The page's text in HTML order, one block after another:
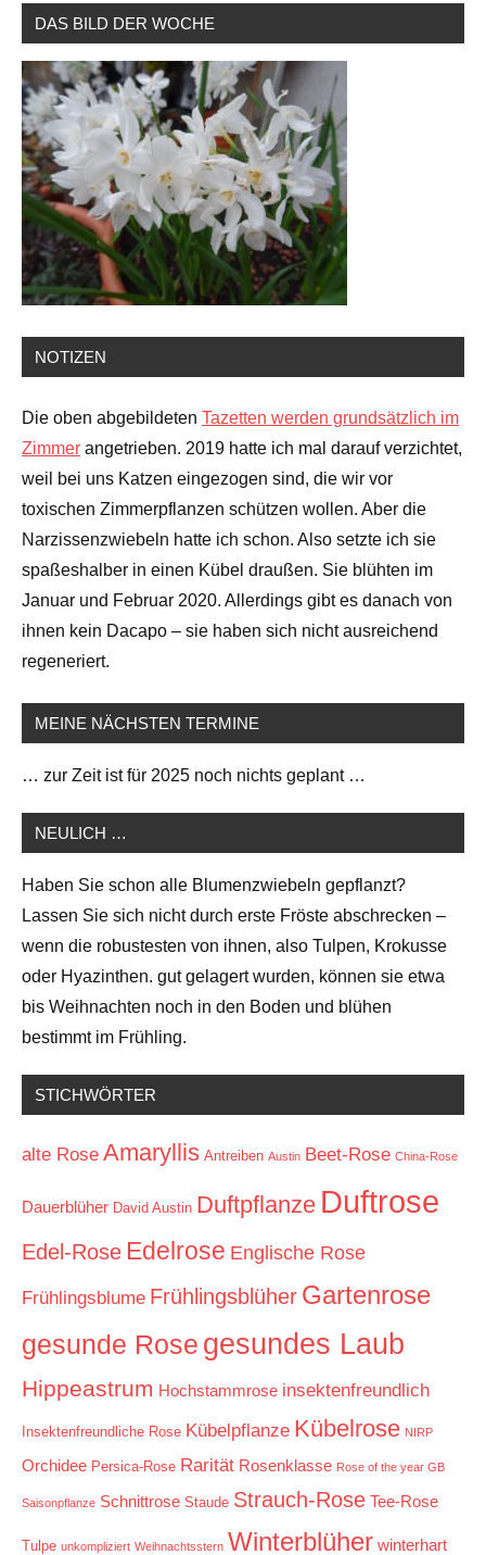
DAS BILD DER WOCHE
NOTIZEN
Die oben abgebildeten Tazetten werden grundsätzlich im
Zimmer angetrieben. 2019 hatte ich mal darauf verzichtet,
weil bei uns Katzen eingezogen sind, die wir vor
toxischen Zimmerpflanzen schützen wollen. Aber die
Narzissenzwiebeln hatte ich schon. Also setzte ich sie
spaßeshalber in einen Kübel draußen. Sie blühten im
Januar und Februar 2020. Allerdings gibt es danach von
ihnen kein Dacapo – sie haben sich nicht ausreichend
regeneriert.
MEINE NÄCHSTEN TERMINE
… zur Zeit ist für 2025 noch nichts geplant …
NEULICH …
Haben Sie schon alle Blumenzwiebeln gepflanzt?
Lassen Sie sich nicht durch erste Fröste abschrecken –
wenn die robustesten von ihnen, also Tulpen, Krokusse
oder Hyazinthen. gut gelagert wurden, können sie etwa
bis Weihnachten noch in den Boden und blühen
bestimmt im Frühling.
STICHWÖRTER
alte Rose Amaryllis Antreiben Austin Beet-Rose China-Rose
Dauerblüher David Austin Duftpflanze Duftrose
Edel-Rose Edelrose Englische Rose
Frühlingsblume Frühlingsblüher Gartenrose
gesunde Rose gesundes Laub
Hippeastrum Hochstammrose insektenfreundlich
Insektenfreundliche Rose Kübelpflanze Kübelrose NIRP
Orchidee Persica-Rose Rarität Rosenklasse Rose of the year GB
Saisonpflanze Schnittrose Staude Strauch-Rose Tee-Rose
Tulpe unkompliziert Weihnachtsstern Winterblüher winterhart